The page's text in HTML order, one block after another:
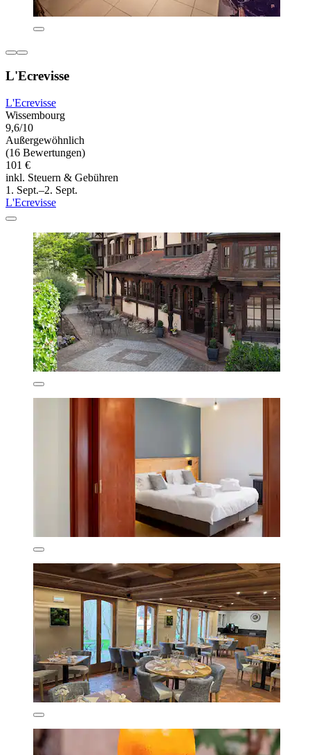
L'Ecrevisse
L'Ecrevisse
Wissembourg
9,6/10
Außergewöhnlich
(16 Bewertungen)
101 €
inkl. Steuern & Gebühren
1. Sept.–2. Sept.
L'Ecrevisse